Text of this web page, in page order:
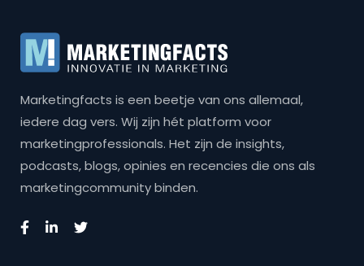
Marketingfacts is een beetje van ons allemaal,
iedere dag vers. Wij zijn hét platform voor
marketingprofessionals. Het zijn de insights,
podcasts, blogs, opinies en recencies die ons als
marketingcommunity binden.